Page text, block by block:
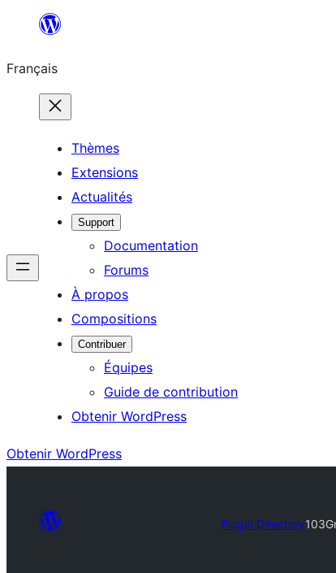
contenu
Français
Thèmes
Extensions
Actualités
Support
Documentation
Forums
À propos
Compositions
Contribuer
Équipes
Guide de contribution
Obtenir WordPress
Obtenir WordPress
Plugin Directory